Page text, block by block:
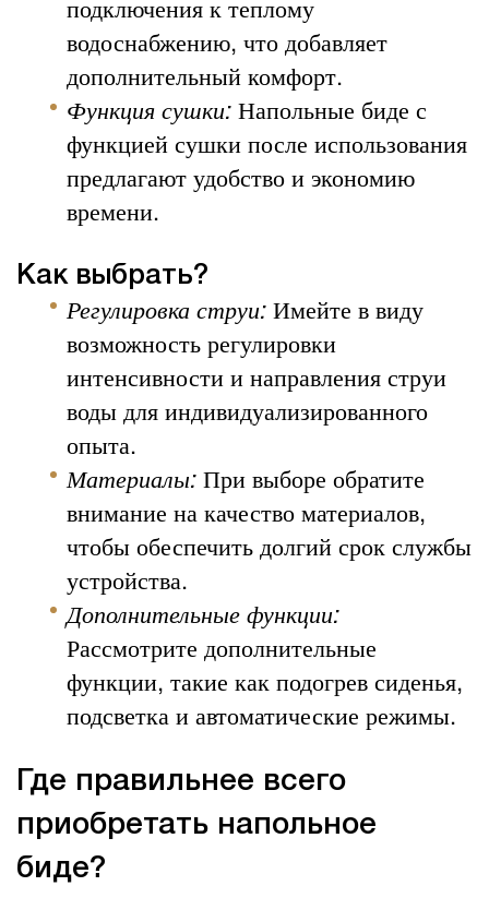
подключения к теплому
водоснабжению, что добавляет
дополнительный комфорт.
Функция сушки:Напольные биде с
функцией сушки после использования
предлагают удобство и экономию
времени.
Как выбрать?
Регулировка струи:Имейте в виду
возможность регулировки
интенсивности и направления струи
воды для индивидуализированного
опыта.
Материалы:При выборе обратите
внимание на качество материалов,
чтобы обеспечить долгий срок службы
устройства.
Дополнительные функции:
Рассмотрите дополнительные
функции, такие как подогрев сиденья,
подсветка и автоматические режимы.
Где правильнее всего
приобретать напольное
биде?